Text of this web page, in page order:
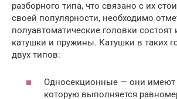
разборного типа, что связано с их
своей популярности, необходимо
полуавтоматические головки состоят
катушки и пружины. Катушки в таких
двух типов:
Односекционные — они имеют
которую выполняется